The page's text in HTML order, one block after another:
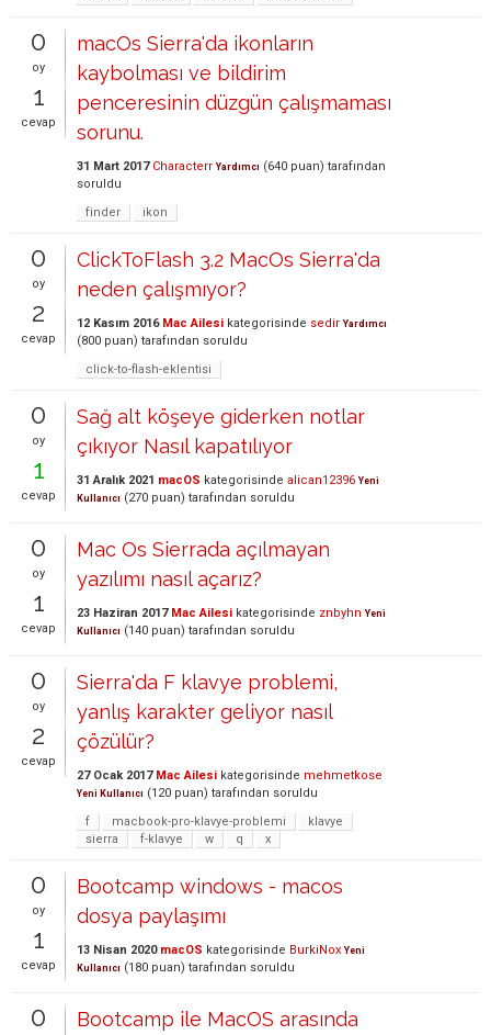
0
oy
1
cevap
macOs Sierra'da ikonların
kaybolması ve bildirim
penceresinin düzgün çalışmaması
sorunu.
31 Mart 2017 Characterr Yardımcı (640 puan) tarafından
soruldu
finder
ikon
0
oy
2
cevap
ClickToFlash 3.2 MacOs Sierra'da
neden çalışmıyor?
12 Kasım 2016 Mac Ailesi kategorisinde sedir Yardımcı
(800 puan) tarafından soruldu
click-to-flash-eklentisi
0
oy
1
cevap
Sağ alt köşeye giderken notlar
çıkıyor Nasıl kapatılıyor
31 Aralık 2021 macOS kategorisinde alican12396 Yeni
Kullanıcı (270 puan) tarafından soruldu
0
oy
1
cevap
Mac Os Sierrada açılmayan
yazılımı nasıl açarız?
23 Haziran 2017 Mac Ailesi kategorisinde znbyhn Yeni
Kullanıcı (140 puan) tarafından soruldu
0
oy
2
cevap
Sierra'da F klavye problemi,
yanlış karakter geliyor nasıl
çözülür?
27 Ocak 2017 Mac Ailesi kategorisinde mehmetkose
Yeni Kullanıcı (120 puan) tarafından soruldu
f
macbook-pro-klavye-problemi
klavye
sierra
f-klavye w q x
0
oy
1
cevap
Bootcamp windows - macos
dosya paylaşımı
13 Nisan 2020 macOS kategorisinde BurkiNox Yeni
Kullanıcı (180 puan) tarafından soruldu
0
Bootcamp ile MacOS arasında